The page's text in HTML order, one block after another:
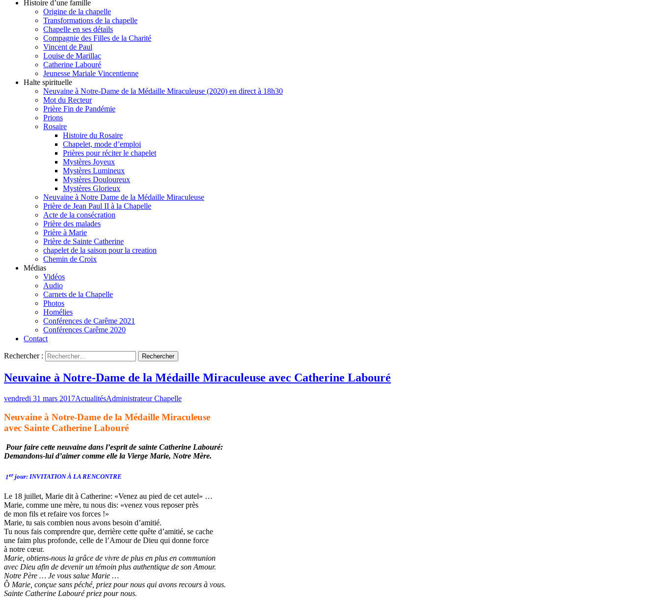
Histoire d’une famille
Origine de la chapelle
Transformations de la chapelle
Chapelle en ses détails
Compagnie des Filles de la Charité
Vincent de Paul
Louise de Marillac
Catherine Labouré
Jeunesse Mariale Vincentienne
Halte spirituelle
Neuvaine à Notre-Dame de la Médaille Miraculeuse (2020) en direct à 18h30
Mot du Recteur
Prière Fin de Pandémie
Prions
Rosaire
Histoire du Rosaire
Chapelet, mode d’emploi
Prières pour réciter le chapelet
Mystères Joyeux
Mystères Lumineux
Mystères Douloureux
Mystères Glorieux
Neuvaine à Notre Dame de la Médaille Miraculeuse
Prière de Jean Paul II à la Chapelle
Acte de la consécration
Prière des malades
Prière à Marie
Prière de Sainte Catherine
chapelet de la saison pour la creation
Chemin de Croix
Médias
Vidéos
Audio
Carnets de la Chapelle
Photos
Homélies
Conférences de Carême 2021
Conférences Carême 2020
Contact
Rechercher :
Neuvaine à Notre-Dame de la Médaille Miraculeuse avec Catherine Labouré
vendredi 31 mars 2017ActualitésAdministrateur Chapelle
Neuvaine à Notre-Dame de la Médaille Miraculeuse
avec Sainte Catherine Labouré
Pour faire cette neuvaine dans l’esprit de sainte Catherine Labouré:
Demandons-lui d’aimer comme elle la Vierge Marie, Notre Mère.
1er jour: INVITATIONÀ LA RENCONTRE
Le 18 juillet, Marie dit à Catherine: «Venez au pied de cet autel» …
Marie, comme une mère, tu nous dis: «venez vous reposer près
de mon fils et refaire vos forces !»
Marie, tu sais combien nous avons besoin d’amitié.
Tu nous fais comprendre que, derrière cette quête d’amitié, se cache
une faim plus profonde, celle de l’Amour de Dieu qui donne force
à notre cœur.
Marie, obtiens-nous la grâce de vivre de plus en plus en communion
avec Dieu afin de devenir un témoin plus authentique de son Amour.
Notre Père … Je vous salue Marie …
Ô Marie, conçue sans péché, priez pour nous qui avons recours à vous.
Sainte Catherine Labouré priez pour nous.